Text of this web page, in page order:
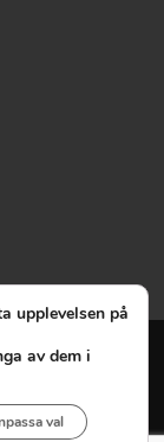
och
upplevelsen på
av dem i
val